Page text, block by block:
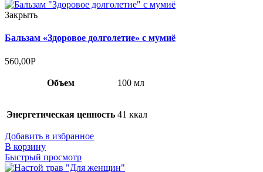
Закрыть
Бальзам «Здоровое долголетие» с мумиё
560,00Р
Объем 100 мл
Энергетическая ценность 41 ккал
Добавить в избранное
В корзину
Быстрый просмотр